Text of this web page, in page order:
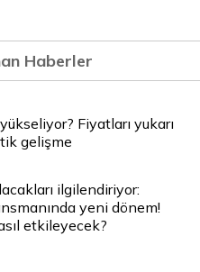
Haberler
Fiyatları yukarı
gelişme
ilgilendiriyor:
yeni dönem!
etkileyecek?